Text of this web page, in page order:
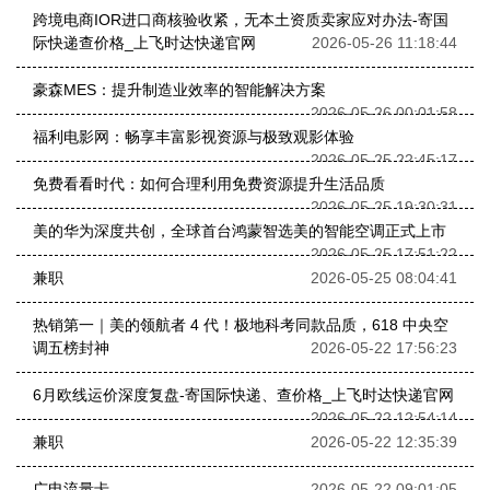
跨境电商IOR进口商核验收紧，无本土资质卖家应对办法-寄国
际快递查价格_上飞时达快递官网
2026-05-26 11:18:44
豪森MES：提升制造业效率的智能解决方案
2026-05-26 00:01:58
福利电影网：畅享丰富影视资源与极致观影体验
2026-05-25 22:45:17
免费看看时代：如何合理利用免费资源提升生活品质
2026-05-25 19:30:31
美的华为深度共创，全球首台鸿蒙智选美的智能空调正式上市
2026-05-25 17:51:22
兼职
2026-05-25 08:04:41
热销第一｜美的领航者 4 代！极地科考同款品质，618 中央空
调五榜封神
2026-05-22 17:56:23
6月欧线运价深度复盘-寄国际快递、查价格_上飞时达快递官网
2026-05-22 12:54:14
兼职
2026-05-22 12:35:39